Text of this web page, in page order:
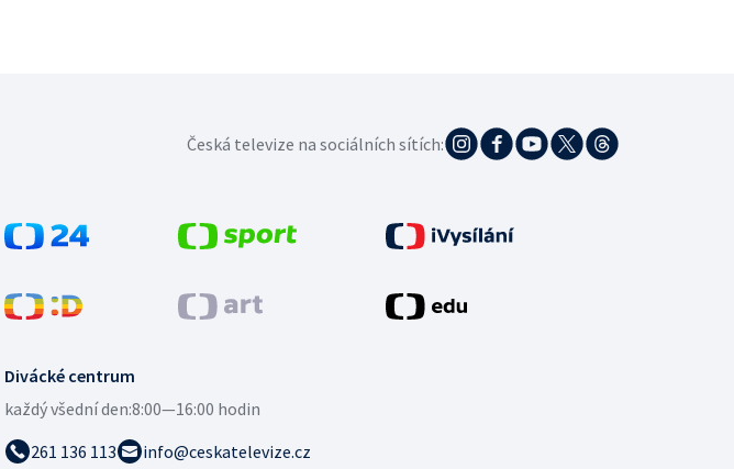
Divácké centrum
každý všední den:8:00—16:00 hodin
261 136 113
info@ceskatelevize.cz
Česká televize na sociálních sítích: